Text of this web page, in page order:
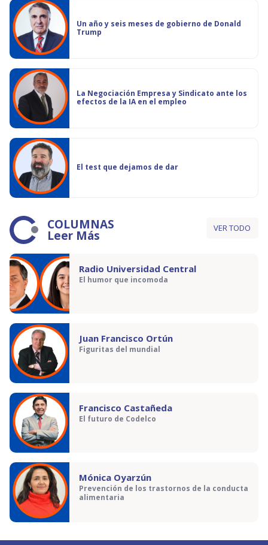
Un año y seis meses de gobierno de Donald
Trump
La Negociación Empresa y Sindicato ante los
efectos de la IA en el empleo
El test que dejamos de dar
COLUMNAS
Leer Más VER TODO
Radio Universidad Central
El humor que incomoda
Juan Francisco Ortún
Figuritas del mundial
Francisco Castañeda
El futuro de Codelco
Mónica Oyarzún
Prevención de los trastornos de la conducta
alimentaria